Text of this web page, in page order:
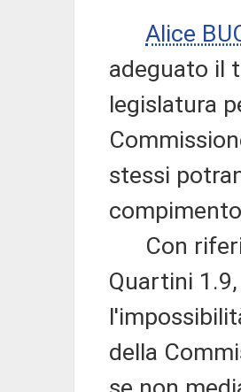
Alice
adeguato il
legislatura
stessi
Con
Quartini
della